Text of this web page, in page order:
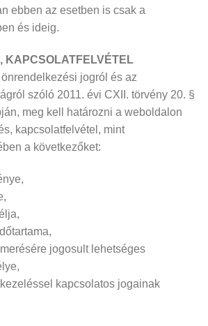
ebben az esetben is csak a
és ideig.
KAPCSOLATFELVÉTEL
jogról és az
szóló 2011. évi CXII. törvény 20. §
meg kell határozni a weboldalon
kapcsolatfelvétel, mint
a következőket:
jogosult lehetséges
kapcsolatos jogainak